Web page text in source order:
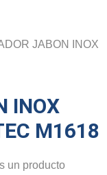
JABON INOX
INOX
M1618
un producto